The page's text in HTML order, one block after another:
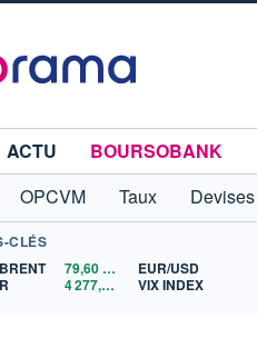
ACTU
BOURSOBANK
OPCVM Taux Devises
CLÉS
79,60$US
4 277,98 $US
EUR/USD
VIX INDEX